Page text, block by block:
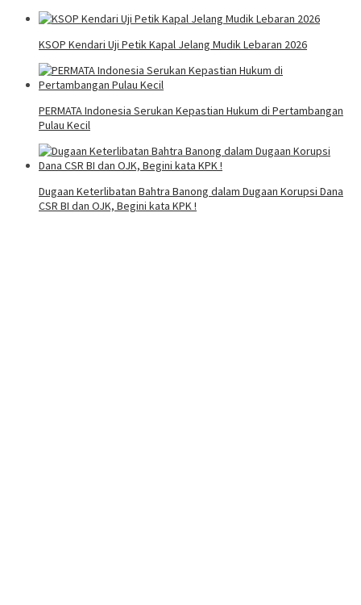
KSOP Kendari Uji Petik Kapal Jelang Mudik Lebaran 2026
PERMATA Indonesia Serukan Kepastian Hukum di Pertambangan
Pulau Kecil
Dugaan Keterlibatan Bahtra Banong dalam Dugaan Korupsi Dana
CSR BI dan OJK, Begini kata KPK !